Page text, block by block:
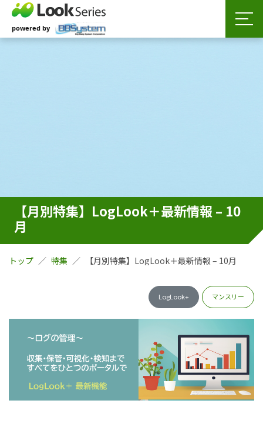
【月別特集】LogLook＋最新情報 – 10
月
トップ 特集 【月別特集】LogLook＋最新情報 – 10月
LogLook+ マンスリー